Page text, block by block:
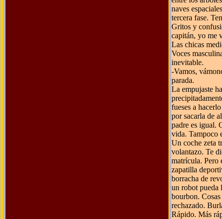
naves
tercera fase.
Gritos y
capitán, yo me
Las chicas
Voces
inevitable.
-Vamos,
parada.
La empujaste
fueses a
por sacarla de
padre es igual.
vida. Tampoco
Un coche zeta
volantazo. Te
matrícula. Pero
zapatilla
borracha de
un robot pueda
bourbon.
rechazado.
Rápido. Más